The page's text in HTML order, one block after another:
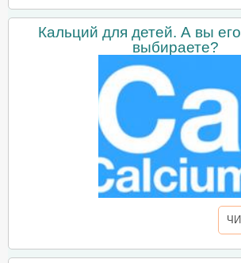
Кальций для детей. А вы
выбираете?